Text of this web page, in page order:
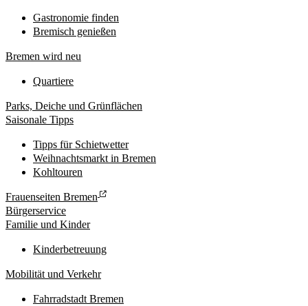
Gastronomie finden
Bremisch genießen
Bremen wird neu
Quartiere
Parks, Deiche und Grünflächen
Saisonale Tipps
Tipps für Schietwetter
Weihnachtsmarkt in Bremen
Kohltouren
Frauenseiten Bremen
Bürgerservice
Familie und Kinder
Kinderbetreuung
Mobilität und Verkehr
Fahrradstadt Bremen